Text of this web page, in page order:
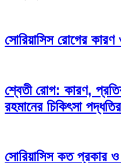
সোরিয়াসিস রোগের
শ্বেতী রোগ: কারণ,
রহমানের চিকিৎসা
সোরিয়াসিস কত প্রকার